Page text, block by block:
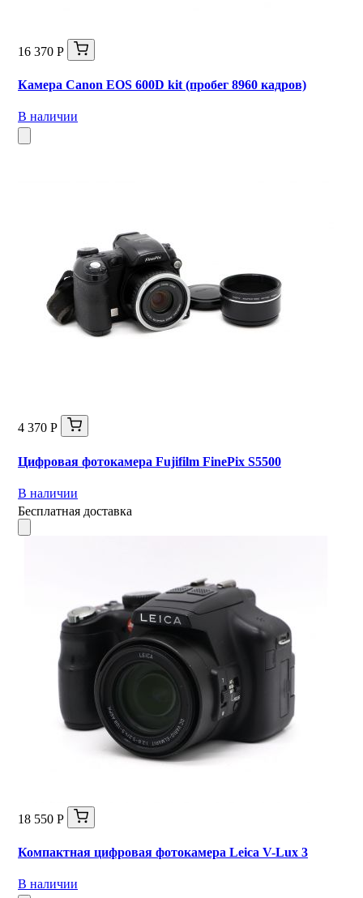
16 370 Р
Камера Canon EOS 600D kit (пробег 8960 кадров)
В наличии
4 370 Р
Цифровая фотокамера Fujifilm FinePix S5500
В наличии
Бесплатная доставка
18 550 Р
Компактная цифровая фотокамера Leica V-Lux 3
В наличии